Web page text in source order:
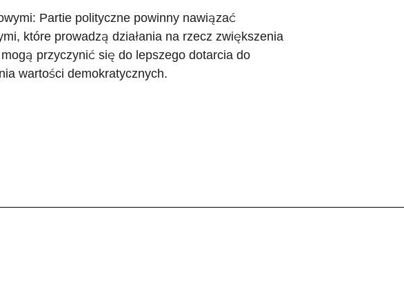
Partie polityczne powinny nawiązać
które prowadzą działania na rzecz zwiększenia
przyczynić się do lepszego dotarcia do
wartości demokratycznych.